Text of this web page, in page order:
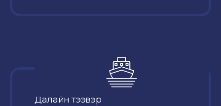
Далайн тээвэр